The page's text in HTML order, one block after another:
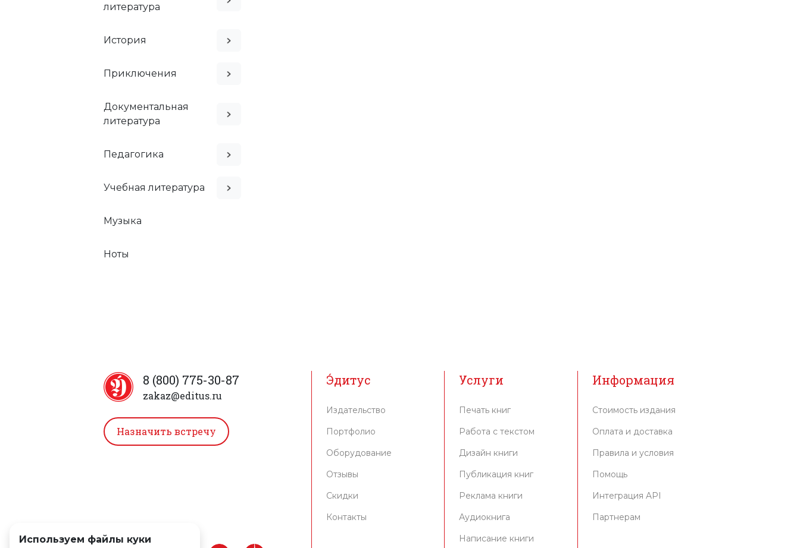
литература
История
Приключения
Документальная
литература
Педагогика
Учебная литература
Музыка
Ноты
8 (800) 775-30-87
zakaz@editus.ru
Назначить встречу
Э́дитус
Издательство
Портфолио
Оборудование
Отзывы
Скидки
Контакты
Услуги
Печать книг
Работа с текстом
Дизайн книги
Публикация книг
Реклама книги
Аудиокнига
Написание книги
Информация
Стоимость издания
Оплата и доставка
Правила и условия
Помощь
Интеграция API
Партнерам
Используем файлы куки